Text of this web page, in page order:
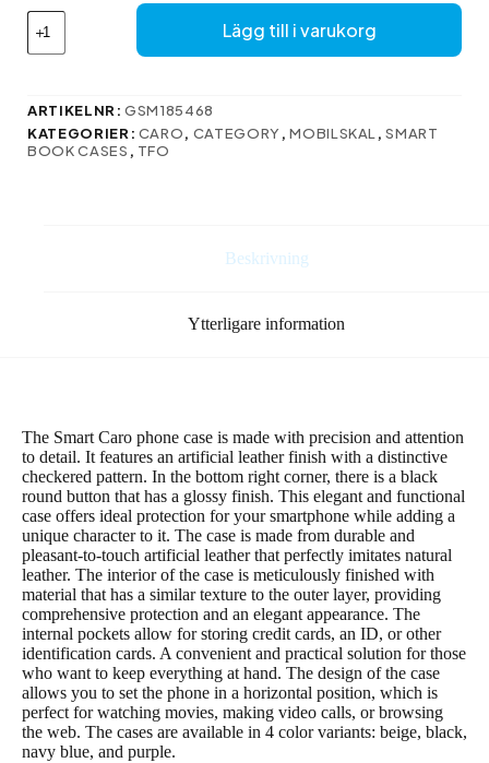
Här
är
översättningen
svenska:
Lägg till i varukorg
ARTIKELNR:GSM185468
KATEGORIER: CARO, CATEGORY ,MOBILSKAL ,SMART
BOOK CASES , TFO
Beskrivning
Ytterligare information
The Smart Caro phone case is made with precision and attention
to detail. It features an artificial leather finish with a distinctive
checkered pattern. In the bottom right corner, there is a black
round button that has a glossy finish. This elegant and functional
case offers ideal protection for your smartphone while adding a
unique character to it. The case is made from durable and
pleasant-to-touch artificial leather that perfectly imitates natural
leather. The interior of the case is meticulously finished with
material that has a similar texture to the outer layer, providing
comprehensive protection and an elegant appearance. The
internal pockets allow for storing credit cards, an ID, or other
identification cards. A convenient and practical solution for those
who want to keep everything at hand. The design of the case
allows you to set the phone in a horizontal position, which is
perfect for watching movies, making video calls, or browsing
the web. The cases are available in 4 color variants: beige, black,
navy blue, and purple.